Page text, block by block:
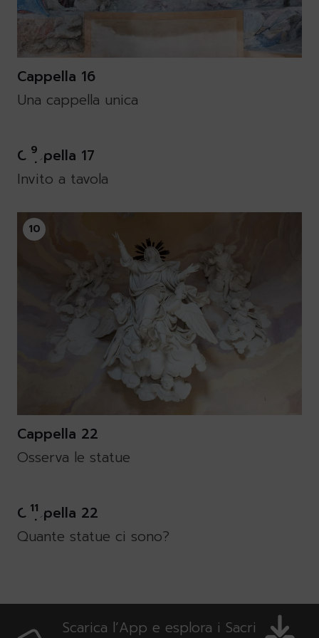
Cappella 16
Una cappella unica
9
Cappella 17
Invito a tavola
10
Cappella 22
Osserva le statue
11
Cappella 22
Quante statue ci sono?
Scarica l’App e esplora i Sacri